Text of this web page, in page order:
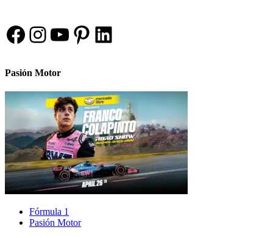
Facebook
Instagram
YouTube
Pinterest
LinkedIn
Pasión Motor
Fórmula 1
Pasión Motor